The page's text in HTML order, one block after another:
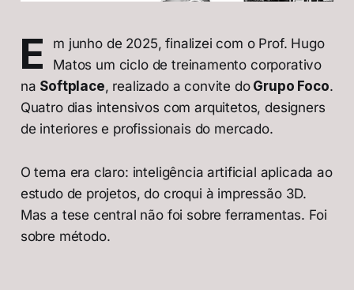
E
m junho de 2025, finalizei com o Prof. Hugo
Matos um ciclo de treinamento corporativo
na Softplace, realizado a convite doGrupo Foco.
Quatro dias intensivos com arquitetos, designers
de interiores e profissionais do mercado.
O tema era claro: inteligência artificial aplicada ao
estudo de projetos, do croqui à impressão 3D.
Mas a tese central não foi sobre ferramentas. Foi
sobre método.